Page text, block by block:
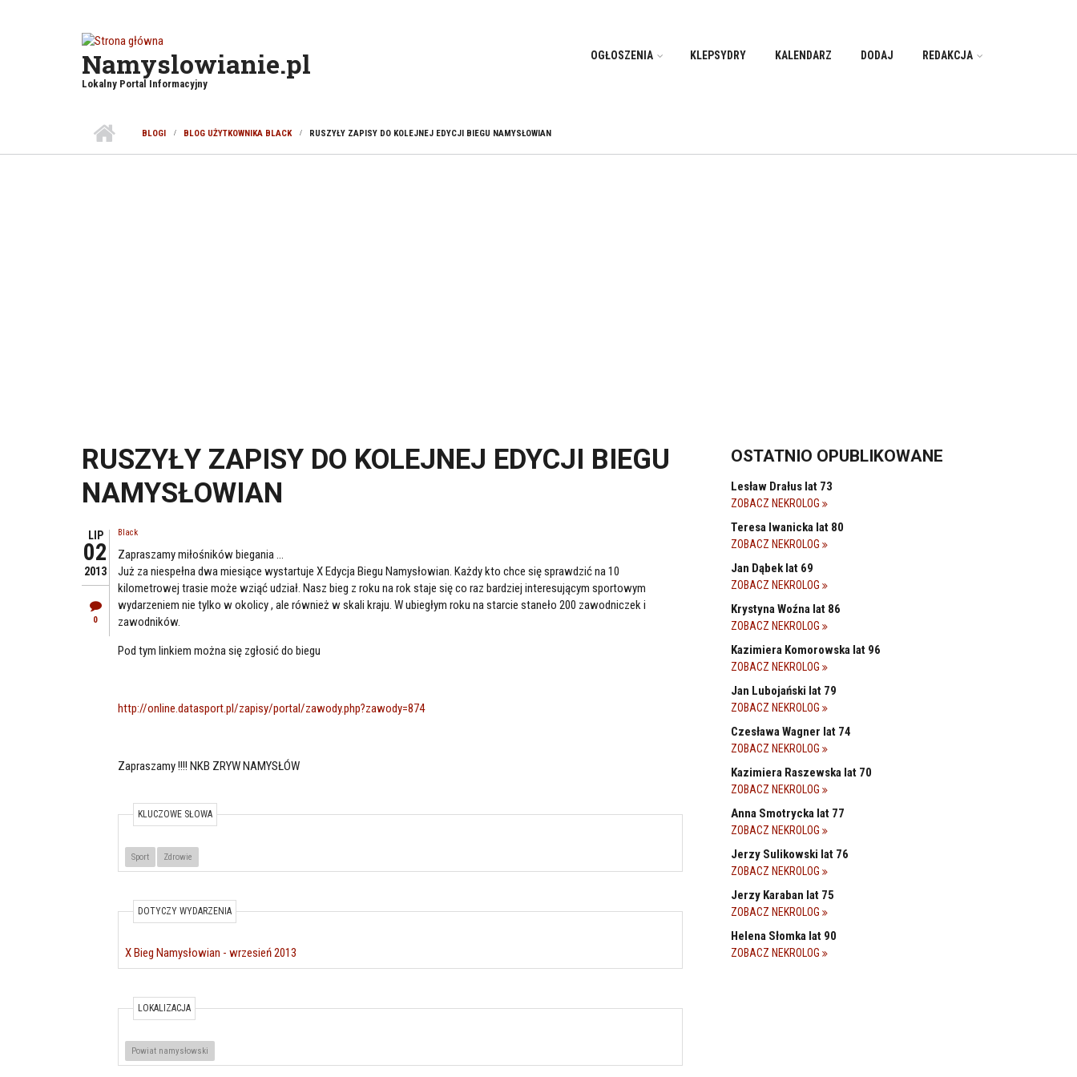
Namyslowianie.pl
Lokalny Portal Informacyjny
OGŁOSZENIA KLEPSYDRY KALENDARZ DODAJ REDAKCJA
BLOGI BLOG UŻYTKOWNIKA BLACK RUSZYŁY ZAPISY DO KOLEJNEJ EDYCJI BIEGU NAMYSŁOWIAN
RUSZYŁY ZAPISY DO KOLEJNEJ EDYCJI BIEGU
NAMYSŁOWIAN
LIP
02
2013
0
Black
Zapraszamy miłośników biegania ...
Już za niespełna dwa miesiące wystartuje X Edycja Biegu Namysłowian. Każdy kto chce się sprawdzić na 10
kilometrowej trasie może wziąć udział. Nasz bieg z roku na rok staje się co raz bardziej interesującym sportowym
wydarzeniem nie tylko w okolicy , ale również w skali kraju. W ubiegłym roku na starcie staneło 200 zawodniczek i
zawodników.
Pod tym linkiem można się zgłosić do biegu
http://online.datasport.pl/zapisy/portal/zawody.php?zawody=874
Zapraszamy !!!! NKB ZRYW NAMYSŁÓW
TEMAT / LOKALIZACJA
KLUCZOWE SŁOWA
Sport Zdrowie
DOTYCZY WYDARZENIA
X Bieg Namysłowian - wrzesień 2013
LOKALIZACJA
Powiat namysłowski
BIEG
OSTATNIO OPUBLIKOWANE
Lesław Drałus lat 73
ZOBACZ NEKROLOG
Teresa Iwanicka lat 80
ZOBACZ NEKROLOG
Jan Dąbek lat 69
ZOBACZ NEKROLOG
Krystyna Woźna lat 86
ZOBACZ NEKROLOG
Kazimiera Komorowska lat 96
ZOBACZ NEKROLOG
Jan Lubojański lat 79
ZOBACZ NEKROLOG
Czesława Wagner lat 74
ZOBACZ NEKROLOG
Kazimiera Raszewska lat 70
ZOBACZ NEKROLOG
Anna Smotrycka lat 77
ZOBACZ NEKROLOG
Jerzy Sulikowski lat 76
ZOBACZ NEKROLOG
Jerzy Karaban lat 75
ZOBACZ NEKROLOG
Helena Słomka lat 90
ZOBACZ NEKROLOG